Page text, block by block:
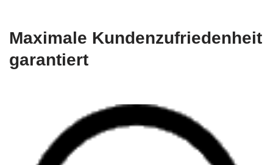
Maximale Kundenzufriedenheit
garantiert